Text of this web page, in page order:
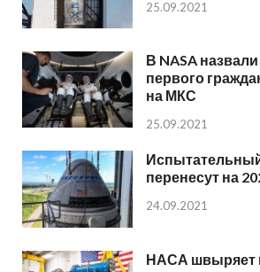
25.09.2021
В NASA
первого
на МКС
25.09.2021
перенесут на
24.09.2021
НАСА швыряет